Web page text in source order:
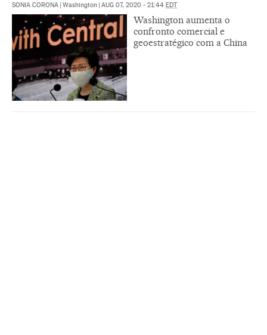
SONIA CORONA Washington AUG 07, 2020 - 21:44 EDT
Washington aumenta o
confronto comercial e
geoestratégico com a China